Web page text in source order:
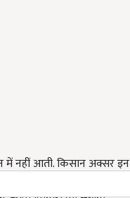
में नहीं आती. किसान अक्सर इन
तत्त्वों की कमी के कारण